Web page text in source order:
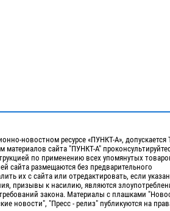
новостном ресурсе «ПУНКТ-А»,
сайта "ПУНКТ-А"
по применению всех упомянутых
сайта размещаются без предварительного
их с сайта или отредактировать, если
призывы к насилию, являются
закона. Материалы с плашками
новости", "Пресс - релиз" публикуются на